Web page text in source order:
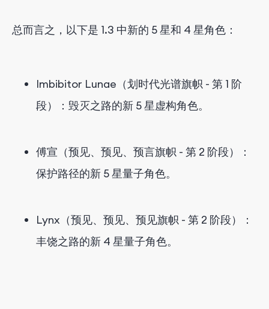
总而言之，以下是 1.3 中新的 5 星和 4 星角色：
Imbibitor Lunae（划时代光谱旗帜 - 第 1 阶
段）：毁灭之路的新 5 星虚构角色。
傅宣（预见、预见、预言旗帜 - 第 2 阶段）：
保护路径的新 5 星量子角色。
Lynx（预见、预见、预见旗帜 - 第 2 阶段）：
丰饶之路的新 4 星量子角色。